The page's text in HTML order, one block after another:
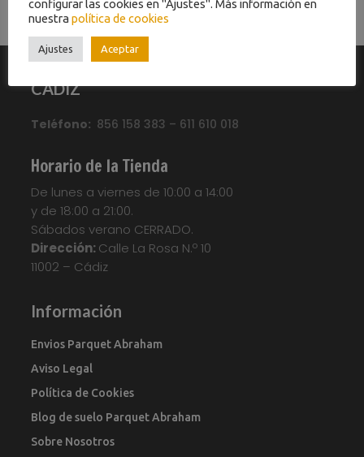
CADIZ
Teléfono: 856 158 383 – 611 610 018
Horario de la Tienda
De lunes a viernes de 10:00 a 14:00
y de 18:00 a 21:00.
Sábados verano CERRADO.
Dirección:Calle La Rosa N.º 10
11002 – Cádiz
Información
Envios Parquet Abraham
Aviso Legal
Política de Cookies
Blog de suelo Parquet Abraham
Sobre Nosotros
configurar las cookies en "Ajustes". Más información en
nuestra política de cookies
Ajustes Aceptar